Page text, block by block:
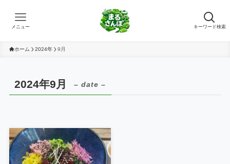
キーワード検索
メニュー
ホーム 2024年 9月
2024年9月 – date –